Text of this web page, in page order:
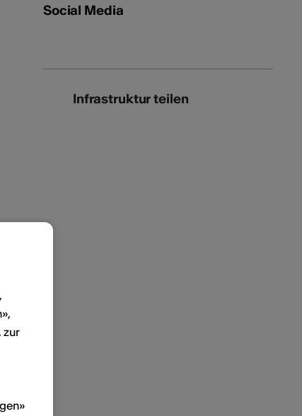
Social Media
Infrastruktur teilen
zur